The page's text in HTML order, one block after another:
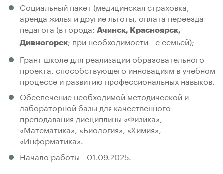
Социальный пакет (медицинская страховка,
аренда жилья и другие льготы, оплата переезда
педагога (в города: Ачинск, Красноярск,
Дивногорск; при необходимости - с семьей);
Грант школе для реализации образовательного
проекта, способствующего инновациям в учебном
процессе и развитию профессиональных навыков.
Обеспечение необходимой методической и
лабораторной базы для качественного
преподавания дисциплины «Физика»,
«Математика», «Биология», «Химия»,
«Информатика».
Начало работы - 01.09.2025.